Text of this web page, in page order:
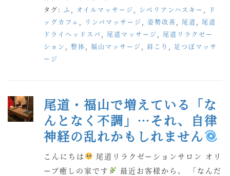
タグ: ふ オイルマッサージ シベリアンハスキー
ド
ッグカフェ
リンパマッサージ 姿勢改善 尾道
尾道
ドライヘッドスパ
尾道マッサージ
尾道リラクゼー
ション
整体 福山マッサージ 肩こり
足つぼマッサ
ージ
尾道・福山で増えている「な
んとなく不調」…それ、自律
神経の乱れかもしれません
こんにちは
尾道リラクゼーションサロン オリ
ーブ癒しの家です
最近お客様から、 「なんだ